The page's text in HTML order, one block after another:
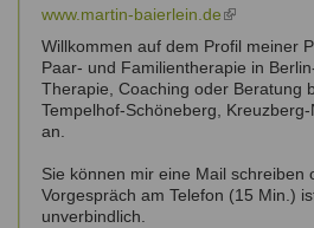
mail)
www.martin-baierlein.de(link
is
external)
Willkommen auf dem Profil meiner
Paar- und Familientherapie in
Therapie, Coaching oder Beratung
Tempelhof-Schöneberg,
an.
Sie können mir eine Mail schreiben
Vorgespräch am Telefon (15 Min.)
unverbindlich.